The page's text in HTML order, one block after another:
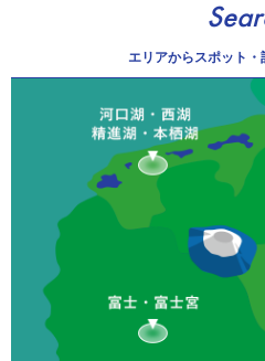
エリアからスポット・